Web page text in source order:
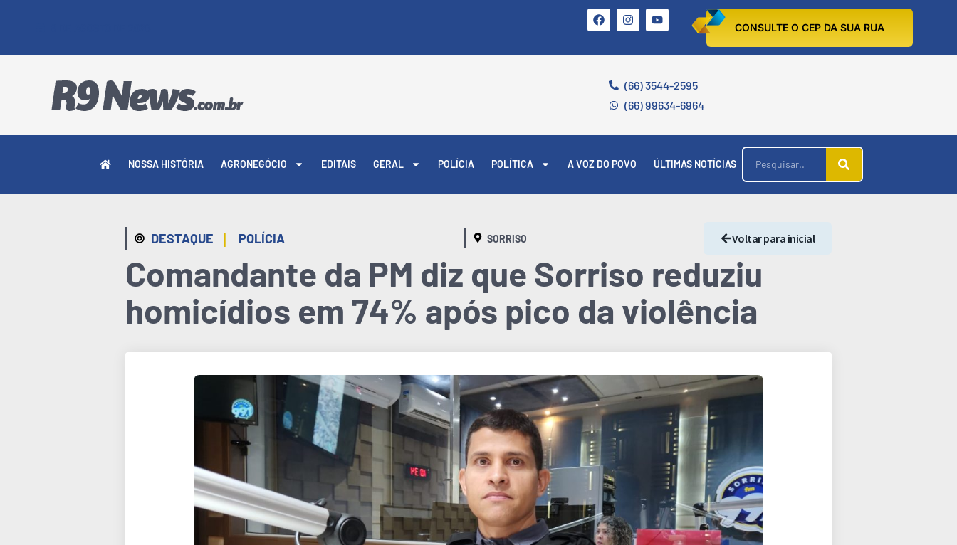
CONSULTE O CEP DA SUA RUA
(66) 3544-2595
(66) 99634-6964
NOSSA HISTÓRIA AGRONEGÓCIO EDITAIS GERAL POLÍCIA POLÍTICA A VOZ DO POVO ÚLTIMAS NOTÍCIAS
DESTAQUE | POLÍCIA SORRISO Voltar para inicial
Comandante da PM diz que Sorriso reduziu
homicídios em 74% após pico da violência